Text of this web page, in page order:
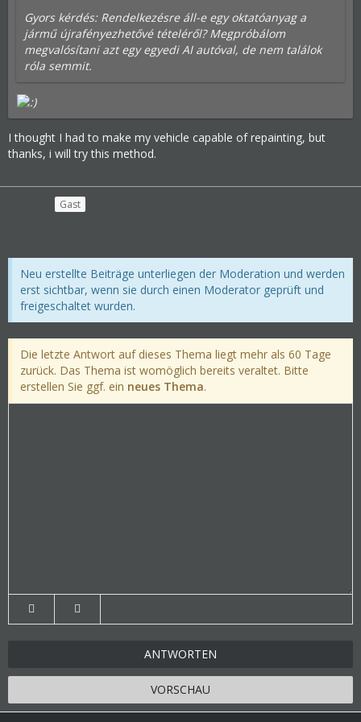
Gyors kérdés: Rendelkezésre áll-e egy oktatóanyag a
jármű újrafényezhetővé tételéről? Megpróbálom
megvalósítani azt egy egyedi AI autóval, de nem találok
róla semmit.
I thought I had to make my vehicle capable of repainting, but
thanks, i will try this method.
Gast
Neu erstellte Beiträge unterliegen der Moderation und werden
erst sichtbar, wenn sie durch einen Moderator geprüft und
freigeschaltet wurden.
Die letzte Antwort auf dieses Thema liegt mehr als 60 Tage
zurück. Das Thema ist womöglich bereits veraltet. Bitte
erstellen Sie ggf. ein neues Thema.
ANTWORTEN
VORSCHAU